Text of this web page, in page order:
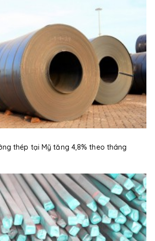
thép tại Mỹ tăng 4,8% theo tháng